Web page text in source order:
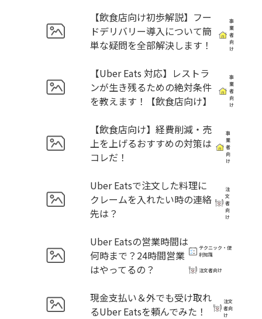
【飲食店向け初歩解説】フー
ドデリバリー導入について簡
単な疑問を全部解決します！
事
業
者
向
け
【Uber Eats 対応】レストラ
ンが生き残るための絶対条件
を教えます！【飲食店向け】
事
業
者
向
け
【飲食店向け】経費削減・売
上を上げるおすすめの対策は
コレだ！
事
業
者
向
け
Uber Eatsで注文した料理に
クレームを入れたい時の連絡
先は？
注
文
者
向
け
Uber Eatsの営業時間は
何時まで？24時間営業
はやってるの？
テクニック・便
利知識
注文者向け
現金支払い＆外でも受け取れ
るUber Eatsを頼んでみた！
注文
者向
け